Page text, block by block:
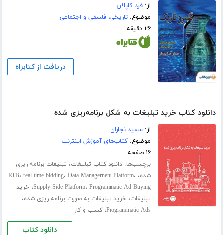
از:فرد کاپلان
موضوع:تاریخی، فلسفی و اجتماعی
۲۶ دقیقه
دریافت از کتابراه
دانلود کتاب خرید تبلیغات به شکل برنامه‌ریزی شده
از:سعید نجاران
موضوع:کتاب‌های آموزش اینترنت
۱۶ صفحه
برچسب‌ها:دانلود کتاب تبلیغات، تبلیغات برنامه ریزی
شده، RTB، real time bidding، Data Managernent Platform،
Supply Side Platform، Programmatic Ad Buying ، خرید
تبلیغات، خرید تبلیغات به صورت برنامه ریزی شده،
Programmatic Ads،کسب و کار
دانلود کتاب